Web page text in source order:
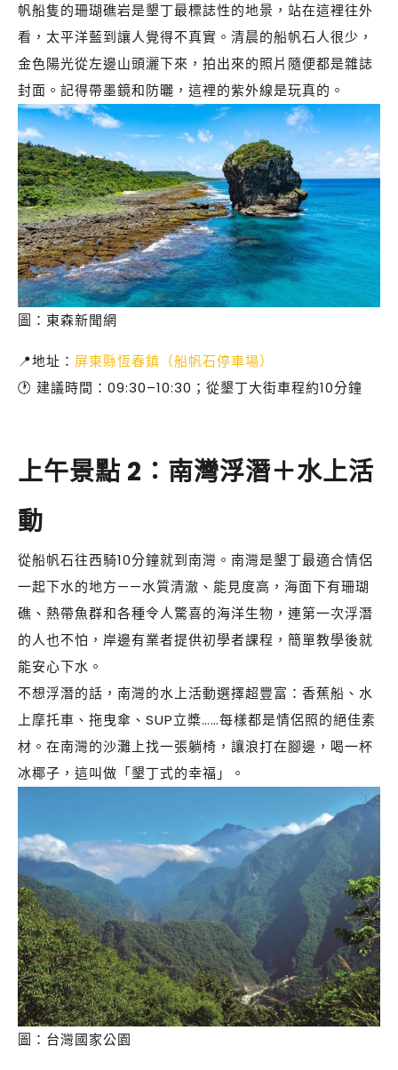
帆船隻的珊瑚礁岩是墾丁最標誌性的地景，站在這裡往外
看，太平洋藍到讓人覺得不真實。清晨的船帆石人很少，
金色陽光從左邊山頭灑下來，拍出來的照片隨便都是雜誌
封面。記得帶墨鏡和防曬，這裡的紫外線是玩真的。
圖：東森新聞網
📍地址： 屏東縣恆春鎮（船帆石停車場）
🕐 建議時間：09:30–10:30；從墾丁大街車程約10分鐘
上午景點 2：南灣浮潛＋水上活
動
從船帆石往西騎10分鐘就到南灣。南灣是墾丁最適合情侶
一起下水的地方——水質清澈、能見度高，海面下有珊瑚
礁、熱帶魚群和各種令人驚喜的海洋生物，連第一次浮潛
的人也不怕，岸邊有業者提供初學者課程，簡單教學後就
能安心下水。
不想浮潛的話，南灣的水上活動選擇超豐富：香蕉船、水
上摩托車、拖曳傘、SUP立槳……每樣都是情侶照的絕佳素
材。在南灣的沙灘上找一張躺椅，讓浪打在腳邊，喝一杯
冰椰子，這叫做「墾丁式的幸福」。
圖：台灣國家公園